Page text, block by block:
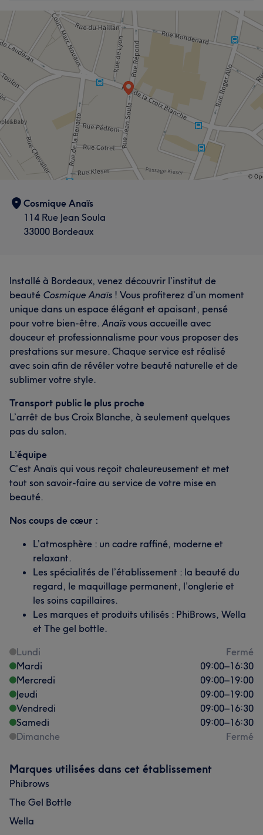
Cosmique Anaïs
114 Rue Jean Soula
33000 Bordeaux
Installé à Bordeaux, venez découvrir l’institut de
beauté Cosmique Anaïs ! Vous profiterez d’un moment
unique dans un espace élégant et apaisant, pensé
pour votre bien-être. Anaïs vous accueille avec
douceur et professionnalisme pour vous proposer des
prestations sur mesure. Chaque service est réalisé
avec soin afin de révéler votre beauté naturelle et de
sublimer votre style.
Transport public le plus proche
L’arrêt de bus Croix Blanche, à seulement quelques
pas du salon.
L’équipe
C’est Anaïs qui vous reçoit chaleureusement et met
tout son savoir-faire au service de votre mise en
beauté.
Nos coups de cœur :
L’atmosphère : un cadre raffiné, moderne et
relaxant.
Les spécialités de l’établissement : la beauté du
regard, le maquillage permanent, l’onglerie et
les soins capillaires.
Les marques et produits utilisés : PhiBrows, Wella
et The gel bottle.
Lundi
Fermé
Mardi
09:00–16:30
Mercredi
09:00–19:00
Jeudi
09:00–19:00
Vendredi
09:00–16:30
Samedi
09:00–16:30
Dimanche
Fermé
Marques utilisées dans cet établissement
Phibrows
The Gel Bottle
Wella